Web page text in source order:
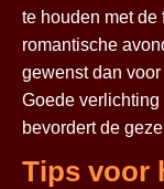
te houden met de
romantische
gewenst dan
Goede verlichting
bevordert de
Tips voor